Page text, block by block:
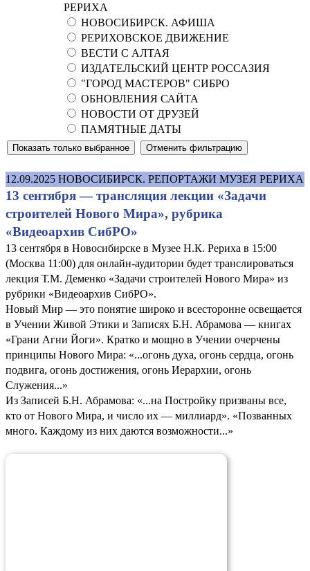
РЕРИХА
НОВОСИБИРСК. АФИША
РЕРИХОВСКОЕ ДВИЖЕНИЕ
ВЕСТИ С АЛТАЯ
ИЗДАТЕЛЬСКИЙ ЦЕНТР РОССАЗИЯ
"ГОРОД МАСТЕРОВ" СИБРО
ОБНОВЛЕНИЯ САЙТА
НОВОСТИ ОТ ДРУЗЕЙ
ПАМЯТНЫЕ ДАТЫ
12.09.2025 НОВОСИБИРСК. РЕПОРТАЖИ МУЗЕЯ РЕРИХА
13 сентября — трансляция лекции «Задачи
строителей Нового Мира», рубрика
«Видеоархив СибРО»
13 сентября в Новосибирске в Музее Н.К. Рериха в 15:00
(Москва 11:00) для онлайн-аудитории будет транслироваться
лекция Т.М. Деменко «Задачи строителей Нового Мира» из
рубрики «Видеоархив СибРО».
Новый Мир — это понятие широко и всесторонне освещается
в Учении Живой Этики и Записях Б.Н. Абрамова — книгах
«Грани Агни Йоги». Кратко и мощно в Учении очерчены
принципы Нового Мира: «...огонь духа, огонь сердца, огонь
подвига, огонь достижения, огонь Иерархии, огонь
Служения...»
Из Записей Б.Н. Абрамова: «...на Постройку призваны все,
кто от Нового Мира, и число их — миллиард». «Позванных
много. Каждому из них даются возможности...»